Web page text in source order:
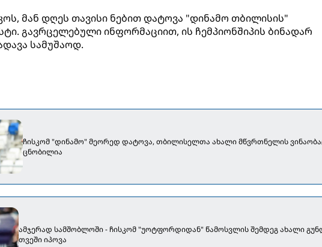
მან დღეს თავისი ნებით დატოვა "დინამო თბილისის"
გავრცელებული ინფორმაციით, ის ჩემპიონშიპის ბინადარ
სამუშაოდ.
ჩისკომ "დინამო" მეორედ დატოვა, თბილისელთა ახალი მწვრთნელის
ცნობილია
ამჯერად სამშობლოში - ჩისკომ "უოტფორდიდან" წამოსვლის შემდეგ ახალი
თვეში იპოვა